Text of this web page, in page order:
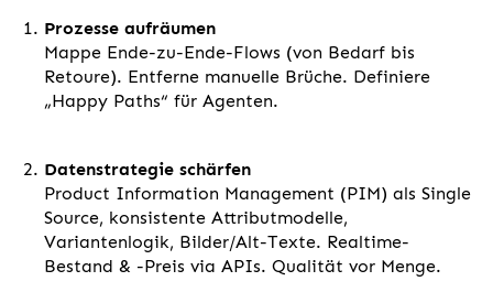
Prozesse aufräumen
Mappe Ende-zu-Ende-Flows (von Bedarf bis
Retoure). Entferne manuelle Brüche. Definiere
„Happy Paths“ für Agenten.
Datenstrategie schärfen
Product Information Management (PIM) als Single
Source, konsistente Attributmodelle,
Variantenlogik, Bilder/Alt-Texte. Realtime-
Bestand & -Preis via APIs. Qualität vor Menge.